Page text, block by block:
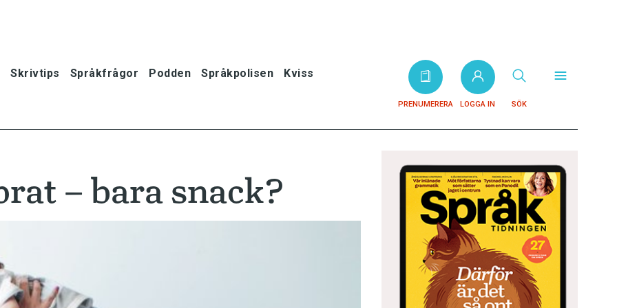
Skrivtips Språkfrågor Podden Språkpolisen Kviss
PRENUMERERA LOGGA IN SÖK
– bara snack?